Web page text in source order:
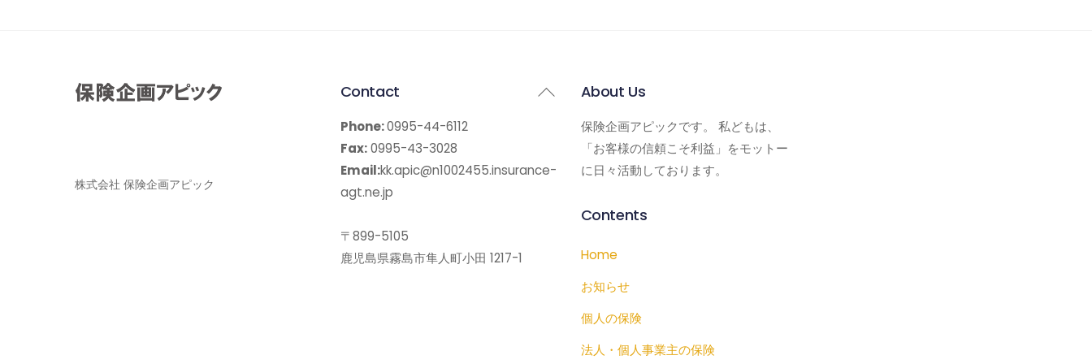
Back
株式会社 保険企画アピック
Contact
Phone:0995-44-6112
Fax:0995-43-3028
Email:kk.apic@n1002455.insurance-
agt.ne.jp
〒899-5105
鹿児島県霧島市隼人町小田 1217-1
About Us
保険企画アピックです。 私どもは、
「お客様の信頼こそ利益」をモットー
に日々活動しております。
Contents
Home
お知らせ
個人の保険
法人・個人事業主の保険